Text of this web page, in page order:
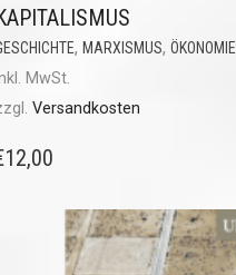
, MARXISMUS, ÖKONOMIE
MwSt.
Versandkosten
12,00